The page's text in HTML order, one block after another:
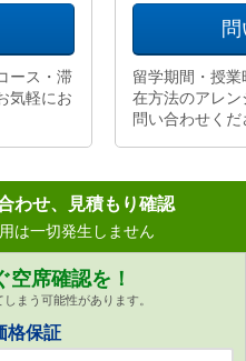
ース・滞
気軽にお
留学期間・授
在方法のアレ
問い合わせくだ
わせ、見積もり確認
は一切発生しません
空席確認を！
まう可能性があります。
格保証